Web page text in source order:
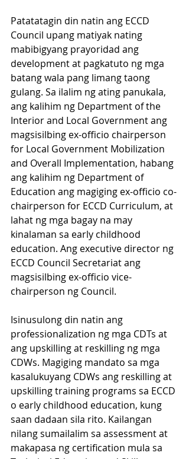
Patatatagin din natin ang ECCD
Council upang matiyak nating
mabibigyang prayoridad ang
development at pagkatuto ng mga
batang wala pang limang taong
gulang. Sa ilalim ng ating panukala,
ang kalihim ng Department of the
Interior and Local Government ang
magsisilbing ex-officio chairperson
for Local Government Mobilization
and Overall Implementation, habang
ang kalihim ng Department of
Education ang magiging ex-officio co-
chairperson for ECCD Curriculum, at
lahat ng mga bagay na may
kinalaman sa early childhood
education. Ang executive director ng
ECCD Council Secretariat ang
magsisilbing ex-officio vice-
chairperson ng Council.
Isinusulong din natin ang
professionalization ng mga CDTs at
ang upskilling at reskilling ng mga
CDWs. Magiging mandato sa mga
kasalukuyang CDWs ang reskilling at
upskilling training programs sa ECCD
o early childhood education, kung
saan dadaan sila rito. Kailangan
nilang sumailalim sa assessment at
makapasa ng certification mula sa